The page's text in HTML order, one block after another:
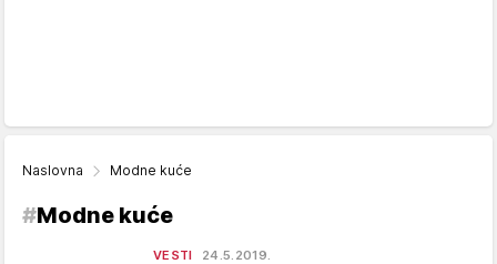
Naslovna Modne kuće
#Modne kuće
VESTI 24.5.2019.